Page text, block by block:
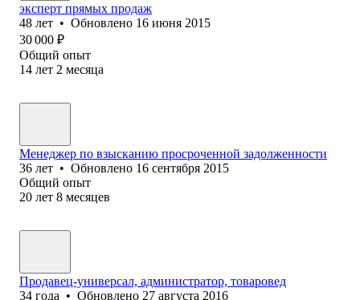
эксперт прямых продаж
48 лет • Обновлено 16 июня 2015
30 000 ₽
Общий опыт
14 лет 2 месяца
Менеджер по взысканию просроченной задолженности
36 лет • Обновлено 16 сентября 2015
Общий опыт
20 лет 8 месяцев
Продавец-универсал, администратор, товаровед
34 года • Обновлено 27 августа 2016